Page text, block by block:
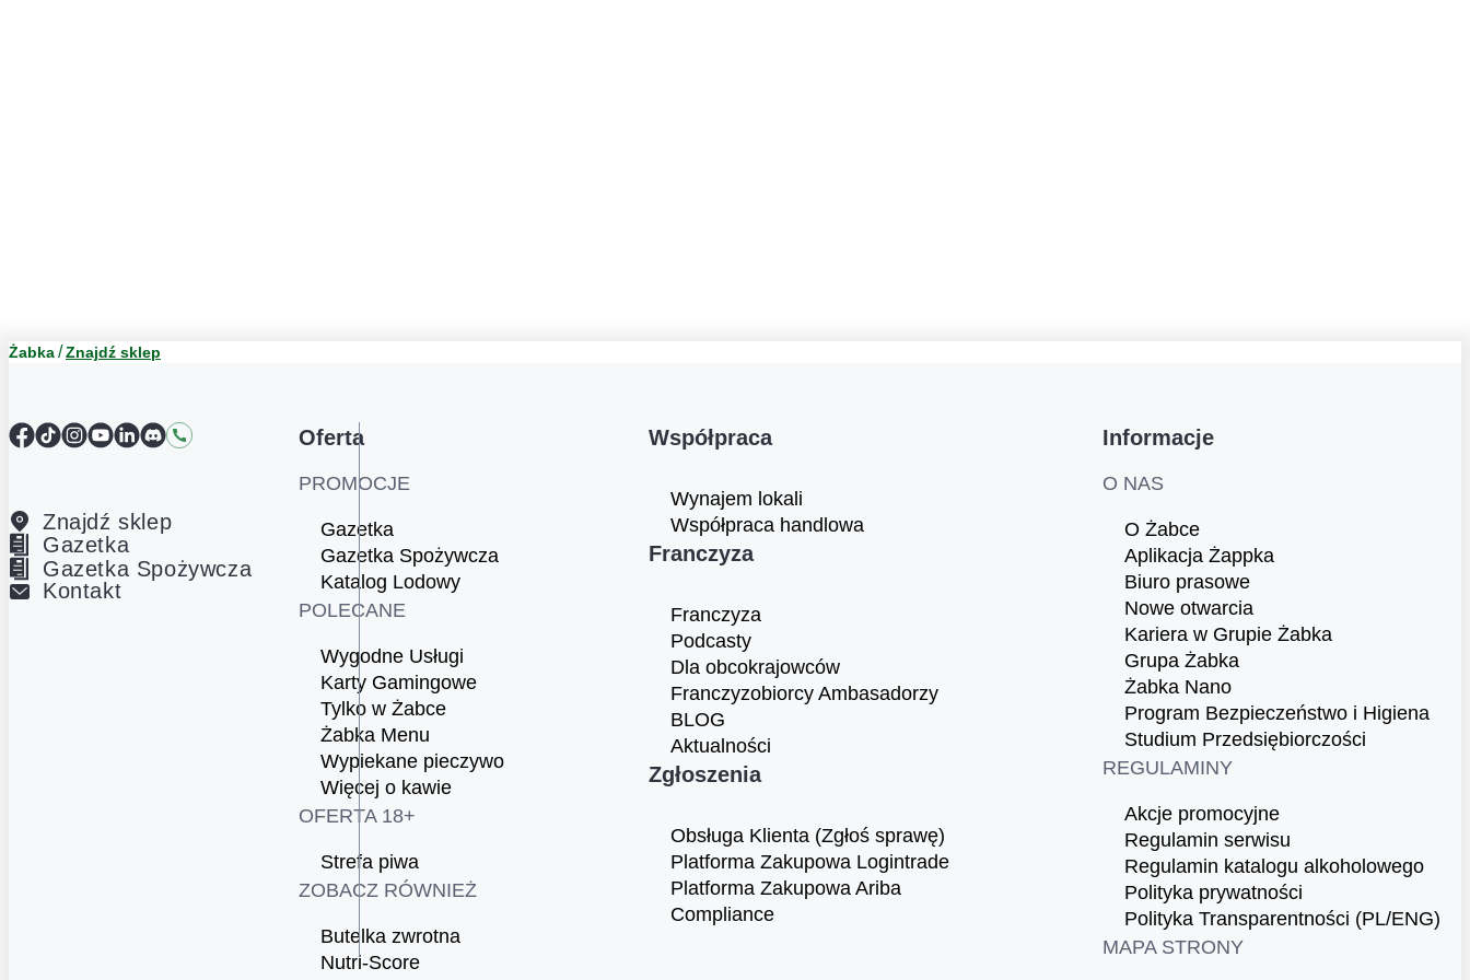
Żabka Znajdź sklep
Facebook
TikTokInstagram
YouTube
LinkedIn
DiscordKontakt
Znajdź sklep
Gazetka
Gazetka Spożywcza
Kontakt
Oferta
PROMOCJE
Gazetka
Gazetka Spożywcza
Katalog Lodowy
POLECANE
Wygodne Usługi
Karty Gamingowe
Tylko w Żabce
Żabka Menu
Wypiekane pieczywo
Więcej o kawie
OFERTA 18+
Strefa piwa
ZOBACZ RÓWNIEŻ
Butelka zwrotna
Nutri-Score
Współpraca
Wynajem lokali
Współpraca handlowa
Franczyza
Franczyza
Podcasty
Dla obcokrajowców
Franczyzobiorcy Ambasadorzy
BLOG
Aktualności
Zgłoszenia
Obsługa Klienta (Zgłoś sprawę)
Platforma Zakupowa Logintrade
Platforma Zakupowa Ariba
Compliance
Informacje
O NAS
O Żabce
Aplikacja Żappka
Biuro prasowe
Nowe otwarcia
Kariera w Grupie Żabka
Grupa Żabka
Żabka Nano
Program Bezpieczeństwo i Higiena
Studium Przedsiębiorczości
REGULAMINY
Akcje promocyjne
Regulamin serwisu
Regulamin katalogu alkoholowego
Polityka prywatności
Polityka Transparentności (PL/ENG)
MAPA STRONY